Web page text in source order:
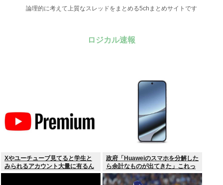
論理的に考えて上質なスレッドをまとめる5chまとめサイトです
ロジカル速報
Xやユーチューブ見てると学生と
みられるアカウント大量に有るん
けど
政府「Huaweiのスマホを分解した
ら余計なものが出てきた」これっ
て結局なんだったの？